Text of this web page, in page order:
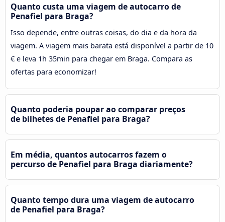
Quanto custa uma viagem de autocarro de
Penafiel para Braga?
Isso depende, entre outras coisas, do dia e da hora da
viagem. A viagem mais barata está disponível a partir de 10
€ e leva 1h 35min para chegar em Braga. Compara as
ofertas para economizar!
Quanto poderia poupar ao comparar preços
de bilhetes de Penafiel para Braga?
Em média, quantos autocarros fazem o
percurso de Penafiel para Braga diariamente?
Quanto tempo dura uma viagem de autocarro
de Penafiel para Braga?